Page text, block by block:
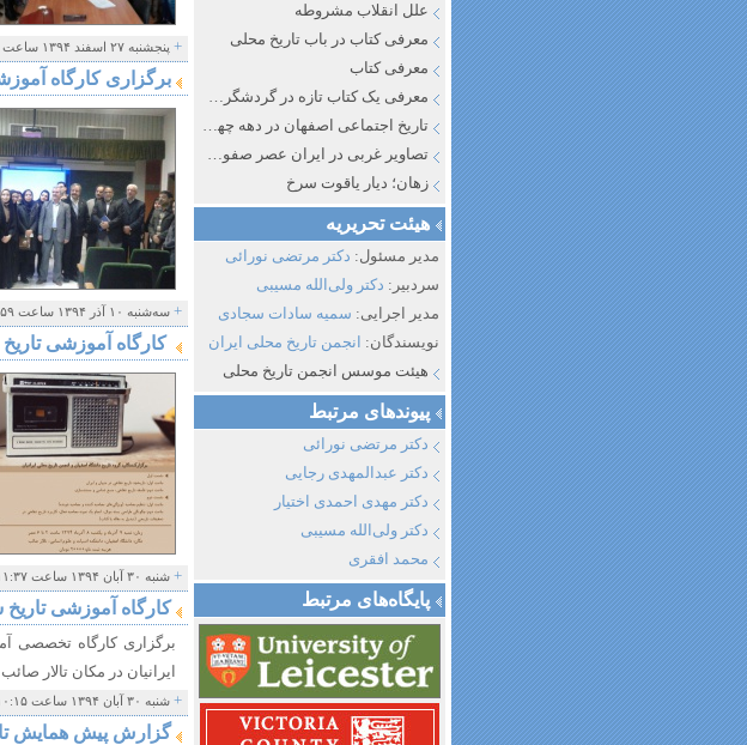
علل انقلاب مشروطه
معرفی کتاب در باب تاریخ محلی
معرفی کتاب
معرفی یک کتاب تازه در گردشگری اصفهان
تاریخ اجتماعی اصفهان در دهه چهل و پنجاه از نگاه طنز نوروز جمشاد
تصاویر غربی در ایران عصر صفوی و قاجار
زهان؛ دیار یاقوت سرخ
هیئت تحریریه
مدیر مسئول: دکتر مرتضی نورائی
سردبیر: دکتر ولی‌الله مسیبی
مدیر اجرایی: سمیه سادات سجادی
نویسندگان: انجمن تاریخ محلی ایران
هیئت موسس انجمن تاریخ محلی
پیوند‌های مرتبط
دکتر مرتضی نورائی
دکتر عبدالمهدی رجایی
دکتر مهدی احمدی اختیار
دکتر ولی‌الله مسیبی
محمد افقری
پایگاه‌های مرتبط
+ پنجشنبه ۲۷ اسفند ۱۳۹۴ ساعت ۱۳:۲۶
برگزاری کارگاه
+ سه‌شنبه ۱۰ آذر ۱۳۹۴ ساعت ۱۸:۵۹
کارگاه آموزشی
+ شنبه ۳۰ آبان ۱۳۹۴ ساعت ۱۱:۳۷
کارگاه آموزشی
ایرانیان در مکان تالار
+ شنبه ۳۰ آبان ۱۳۹۴ ساعت ۱۰:۱۵
گزارش پیش همایش